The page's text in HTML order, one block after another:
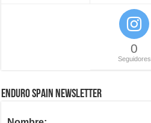
0
Seguidores
ENDURO SPAIN NEWSLETTER